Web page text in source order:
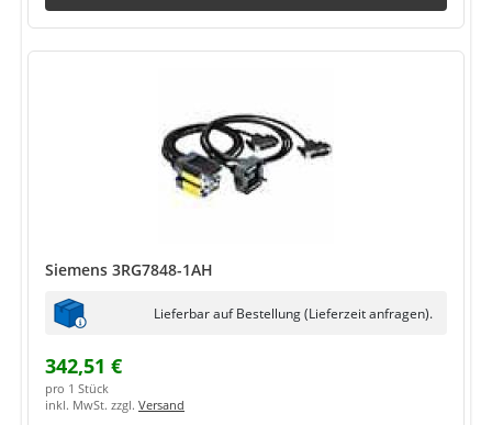
Siemens 3RG7848-1AH
Lieferbar auf Bestellung (Lieferzeit anfragen).
342,51 €
pro 1 Stück
inkl. MwSt. zzgl. Versand